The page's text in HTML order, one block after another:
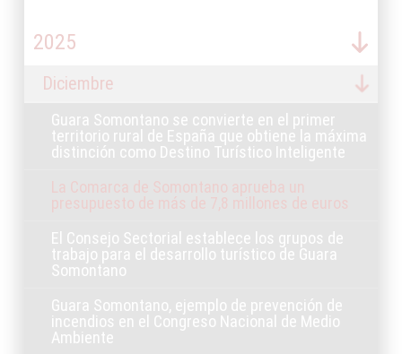
2025
Diciembre
Guara Somontano se convierte en el primer
territorio rural de España que obtiene la máxima
distinción como Destino Turístico Inteligente
La Comarca de Somontano aprueba un
presupuesto de más de 7,8 millones de euros
El Consejo Sectorial establece los grupos de
trabajo para el desarrollo turístico de Guara
Somontano
Guara Somontano, ejemplo de prevención de
incendios en el Congreso Nacional de Medio
Ambiente